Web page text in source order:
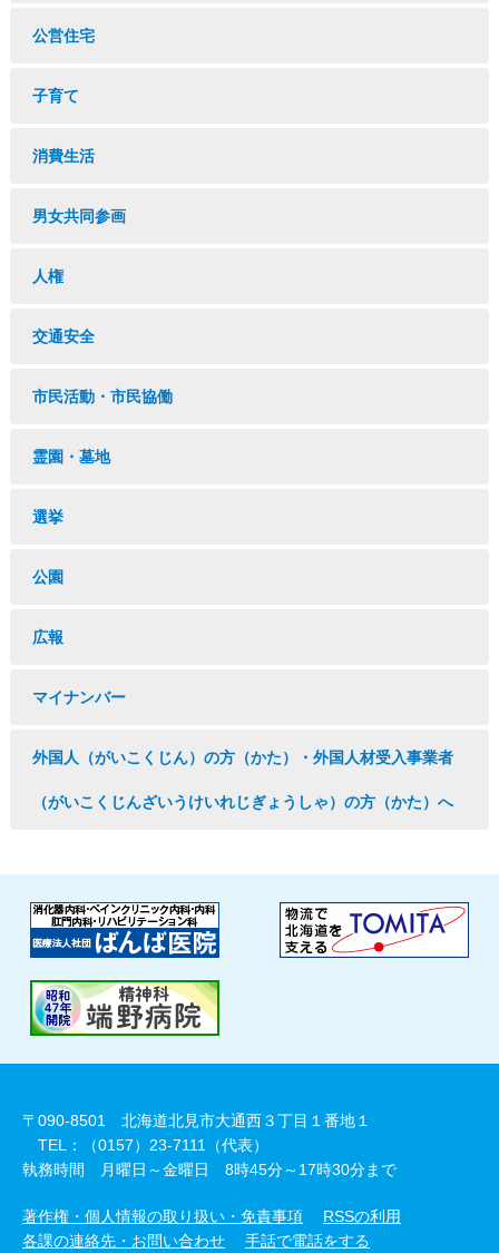
公営住宅
子育て
消費生活
男女共同参画
人権
交通安全
市民活動・市民協働
霊園・墓地
選挙
公園
広報
マイナンバー
外国人（がいこくじん）の方（かた）・外国人材受入事業者
（がいこくじんざいうけいれじぎょうしゃ）の方（かた）へ
〒090-8501 北海道北見市大通西３丁目１番地１
TEL：（0157）23-7111（代表）
執務時間 月曜日～金曜日 8時45分～17時30分まで
著作権・個人情報の取り扱い・免責事項
RSSの利用
各課の連絡先・お問い合わせ
手話で電話をする